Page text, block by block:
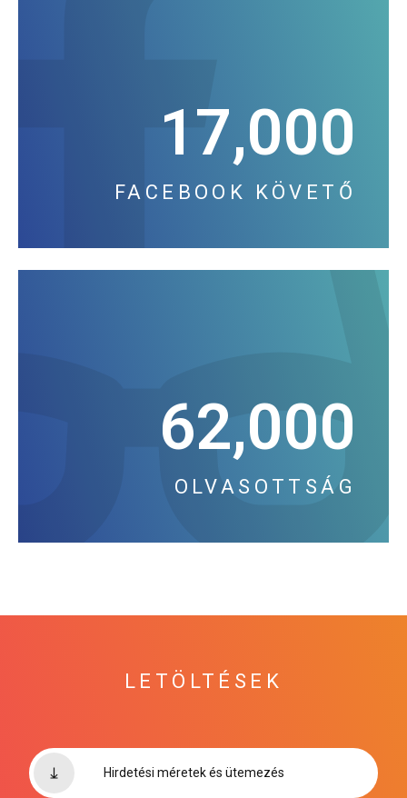
17,000
FACEBOOK KÖVETŐ
62,000
OLVASOTTSÁG
LETÖLTÉSEK
Hirdetési méretek és ütemezés